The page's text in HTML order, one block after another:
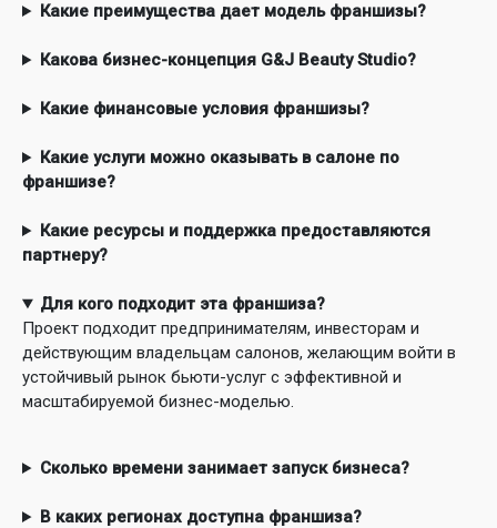
Какие преимущества дает модель франшизы?
Какова бизнес-концепция G&J Beauty Studio?
Какие финансовые условия франшизы?
Какие услуги можно оказывать в салоне по
франшизе?
Какие ресурсы и поддержка предоставляются
партнеру?
Для кого подходит эта франшиза?
Проект подходит предпринимателям, инвесторам и
действующим владельцам салонов, желающим войти в
устойчивый рынок бьюти-услуг с эффективной и
масштабируемой бизнес-моделью.
Сколько времени занимает запуск бизнеса?
В каких регионах доступна франшиза?